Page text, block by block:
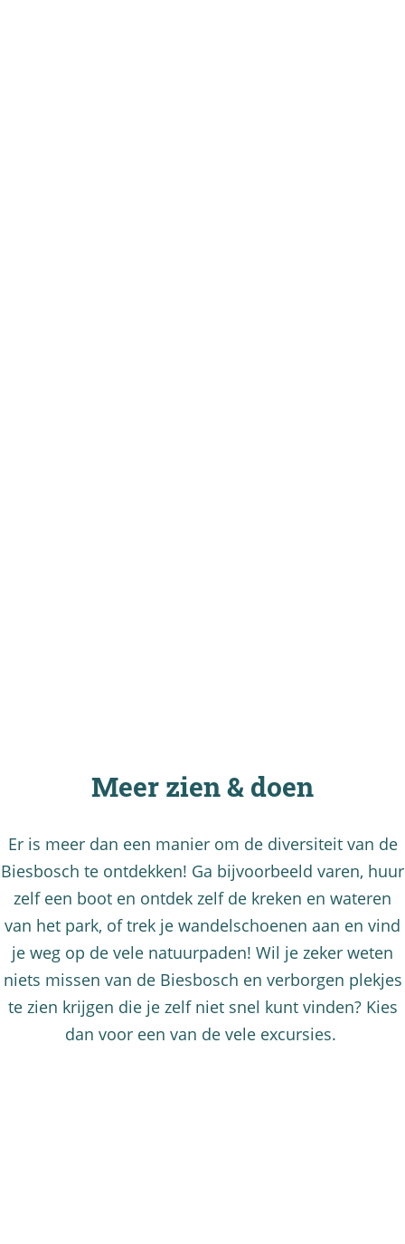
Meer zien & doen
Er is meer dan een manier om de diversiteit van de
Biesbosch te ontdekken! Ga bijvoorbeeld varen, huur
zelf een boot en ontdek zelf de kreken en wateren
van het park, of trek je wandelschoenen aan en vind
je weg op de vele natuurpaden! Wil je zeker weten
niets missen van de Biesbosch en verborgen plekjes
te zien krijgen die je zelf niet snel kunt vinden? Kies
dan voor een van de vele excursies.